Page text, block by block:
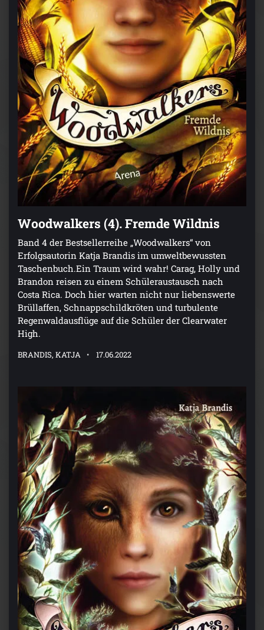
Woodwalkers (4). Fremde Wildnis
Band 4 der Bestsellerreihe „Woodwalkers“ von
Erfolgsautorin Katja Brandis im umweltbewussten
Taschenbuch.Ein Traum wird wahr! Carag, Holly und
Brandon reisen zu einem Schüleraustausch nach
Costa Rica. Doch hier warten nicht nur liebenswerte
Brüllaffen, Schnappschildkröten und turbulente
Regenwaldausflüge auf die Schüler der Clearwater
High.
BRANDIS, KATJA 17.06.2022